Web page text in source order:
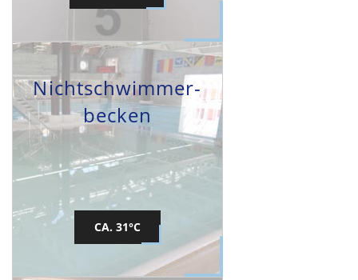
Nichtschwimmer-
becken
CA. 31°C